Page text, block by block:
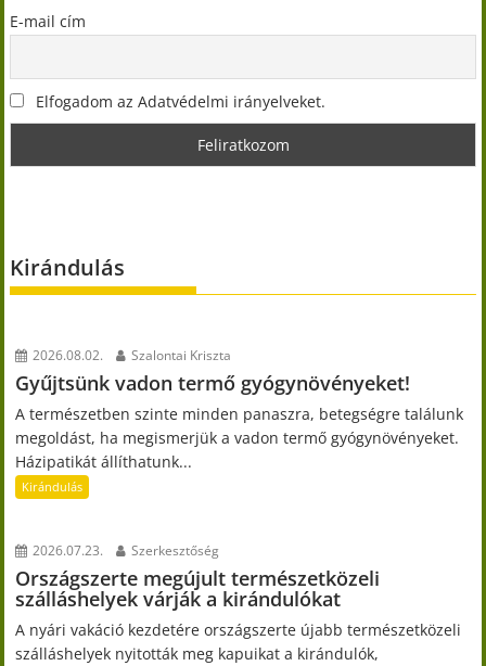
E-mail cím
Elfogadom az Adatvédelmi irányelveket.
Kirándulás
2026.08.02. Szalontai Kriszta
Gyűjtsünk vadon termő gyógynövényeket!
A természetben szinte minden panaszra, betegségre találunk
megoldást, ha megismerjük a vadon termő gyógynövényeket.
Házipatikát állíthatunk...
Kirándulás
2026.07.23. Szerkesztőség
Országszerte megújult természetközeli
szálláshelyek várják a kirándulókat
A nyári vakáció kezdetére országszerte újabb természetközeli
szálláshelyek nyitották meg kapuikat a kirándulók,